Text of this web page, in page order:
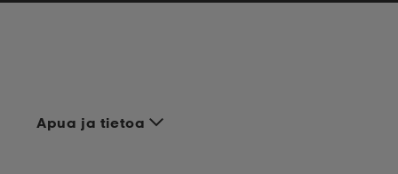
Apua ja tietoa